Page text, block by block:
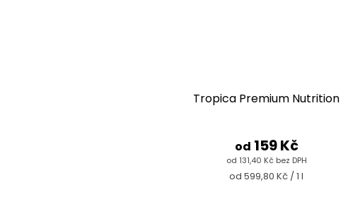
Tropica Premium Nutrition
od 131,40 Kč bez DPH
od 159 Kč
Měrná
od 599,80 Kč / 1 l